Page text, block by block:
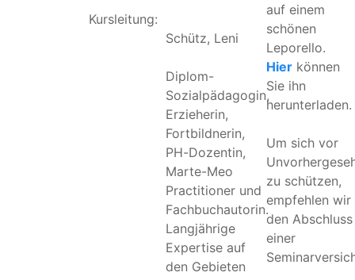
Kursleitung:
Schütz, Leni
Diplom-
Sozialpädagogin,
Erzieherin,
Fortbildnerin,
PH-Dozentin,
Marte-Meo
Practitioner und
Fachbuchautorin.
Langjährige
Expertise auf
den Gebieten
auf einem
schönen
Leporello.
Hier können
Sie ihn
herunterladen.
Um sich vor
zu schützen,
empfehlen wir
den Abschluss
einer